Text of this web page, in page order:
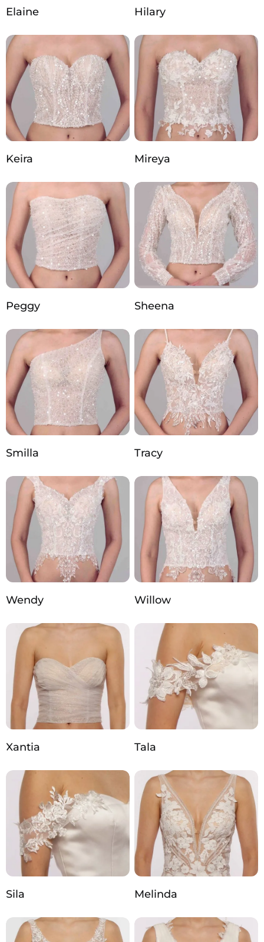
Elaine Hilary
Keira Mireya
Peggy Sheena
Smilla Tracy
Wendy Willow
Xantia Tala
Sila Melinda